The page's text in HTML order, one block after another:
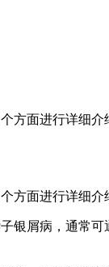
方面进行详细
方面进行详细介
银屑病，通常